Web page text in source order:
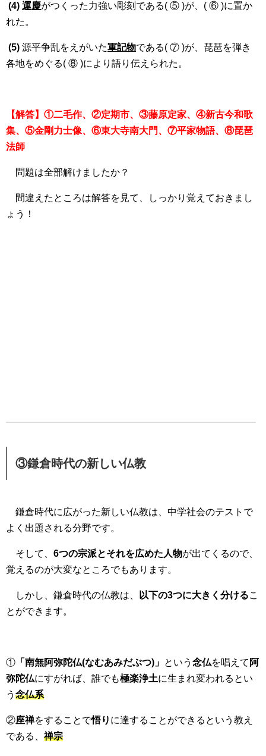
(4) 運慶がつくった力強い彫刻である( ⑤ )が、( ⑥ )に置か
れた。
(5) 源平争乱をえがいた軍記物である( ⑦ )が、琵琶を弾き
各地をめぐる( ⑧ )により語り伝えられた。
【解答】①二毛作、②定期市、③藤原定家、④新古今和歌
集、⑤金剛力士像、⑥東大寺南大門、⑦平家物語、⑧琵琶
法師
問題は全部解けましたか？
間違えたところは解答を見て、しっかり覚えておきまし
ょう！
③鎌倉時代の新しい仏教
鎌倉時代に広がった新しい仏教は、中学社会のテストで
よく出題される分野です。
そして、 6つの宗派とそれを広めた人物が出てくるので、
覚えるのが大変なところでもあります。
しかし、鎌倉時代の仏教は、 以下の3つに大きく分けるこ
とができます。
① 「南無阿弥陀仏(なむあみだぶつ)」 という 念仏を唱えて 阿
弥陀仏にすがれば、誰でも極楽浄土に生まれ変われるとい
う 念仏系
②座禅をすることで悟り に達することができるという教え
である、 禅宗